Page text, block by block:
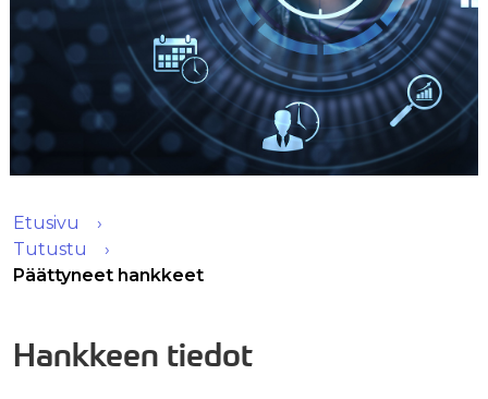
Etusivu
Tutustu
Päättyneet hankkeet
Hankkeen tiedot